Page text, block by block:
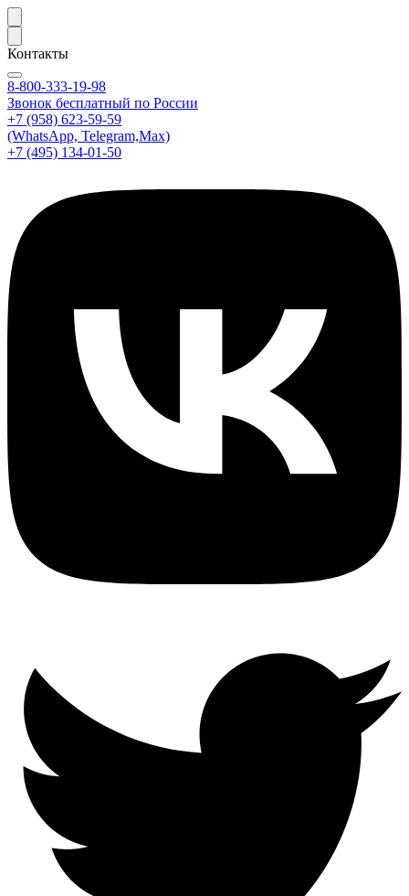
Контакты
8-800-333-19-98
Звонок бесплатный по России
+7 (958) 623-59-59
(WhatsApp, Telegram,Max)
+7 (495) 134-01-50